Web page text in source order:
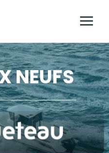
NEUFS